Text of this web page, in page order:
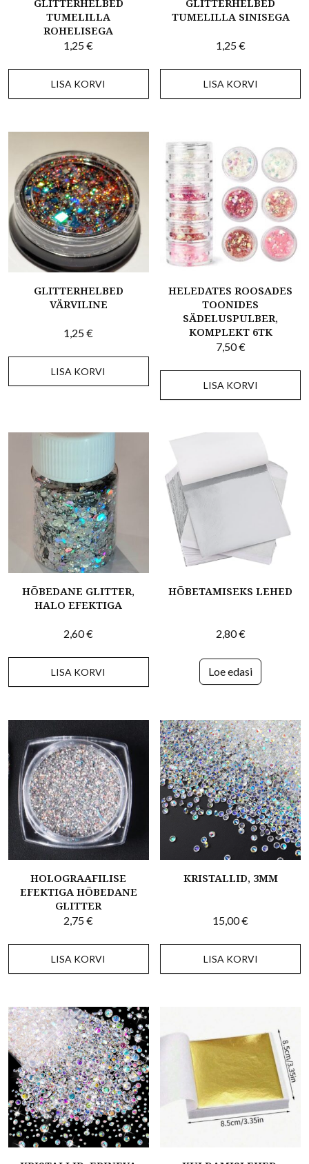
GLITTERHELBED
TUMELILLA
ROHELISEGA
1,25€
LISA KORVI
GLITTERHELBED
TUMELILLA SINISEGA
1,25€
LISA KORVI
GLITTERHELBED
VÄRVILINE
1,25€
LISA KORVI
HELEDATES ROOSADES
TOONIDES
SÄDELUSPULBER,
KOMPLEKT 6TK
7,50€
LISA KORVI
HÕBEDANE GLITTER,
HALO EFEKTIGA
2,60€
LISA KORVI
HÕBETAMISEKS LEHED
2,80€
Loe edasi
HOLOGRAAFILISE
EFEKTIGA HÕBEDANE
GLITTER
2,75€
LISA KORVI
KRISTALLID, 3MM
15,00€
LISA KORVI